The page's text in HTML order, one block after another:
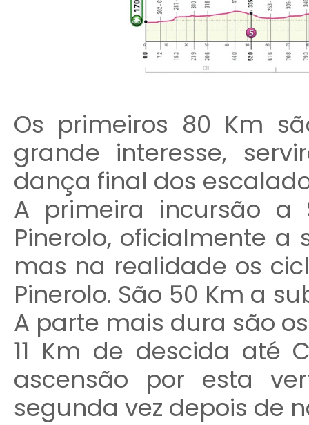
Os primeiros 80 Km
grande interesse,
dança final dos
A primeira incursão a
Pinerolo, oficialmente
mas na realidade os
Pinerolo. São 50 Km a
A parte mais dura são
11 Km de descida até
ascensão por esta
segunda vez depois de